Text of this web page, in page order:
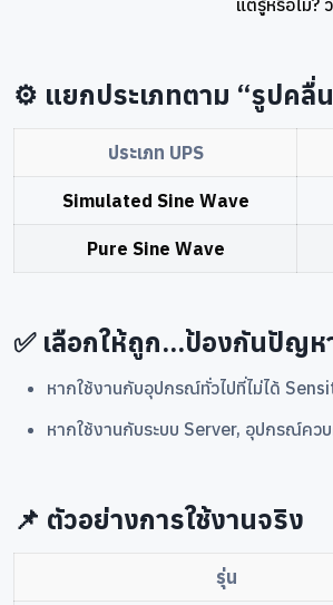
⚙️ แยกประเภทตาม “รูปคลื่
ประเภท UPS
Simulated Sine Wave
Pure Sine Wave
✅ เลือกให้ถูก...ป้องกันปัญห
หากใช้งานกับอุปกรณ์ทั่วไปที่ไม่ได้
หากใช้งานกับระบบ Server, อุปกรณ์คว
📌 ตัวอย่างการใช้งานจริง
รุ่น